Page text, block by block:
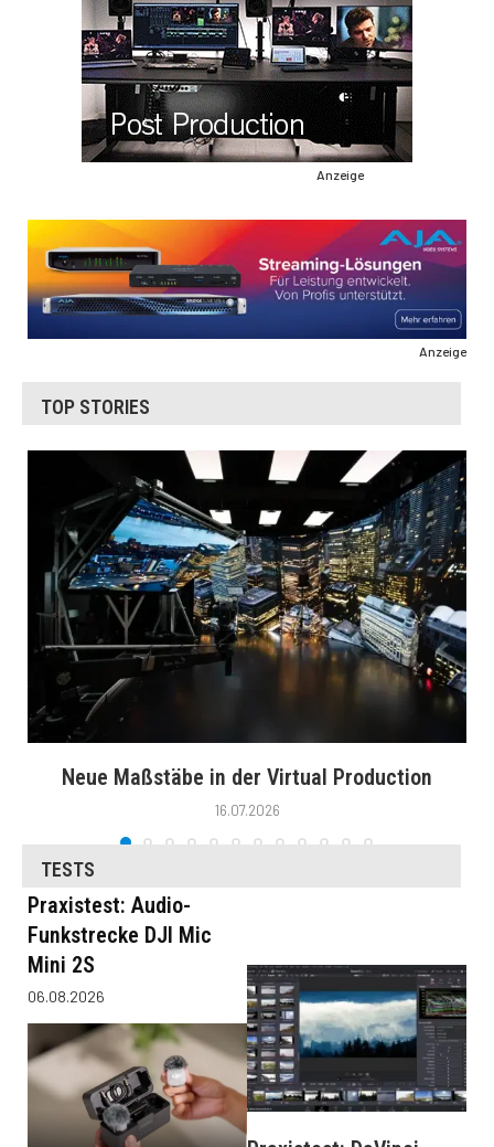
Anzeige
Anzeige
TOP STORIES
Neue Maßstäbe in der Virtual Production
16.07.2026
TESTS
Praxistest: Audio-
Funkstrecke DJI Mic
Mini 2S
06.08.2026